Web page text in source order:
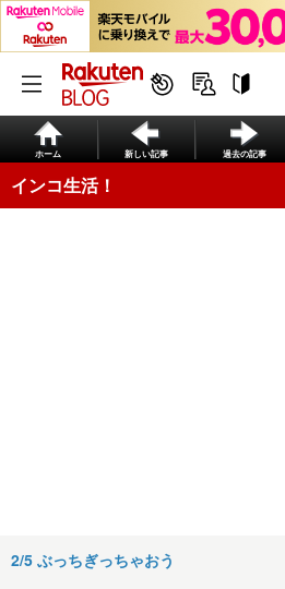
ホーム 新しい記事 過去の記事
インコ生活！
2/5 ぶっちぎっちゃおう